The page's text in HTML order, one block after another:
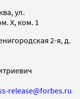
ул.
X, ком. 1
2-я, д.
release@forbes.ru